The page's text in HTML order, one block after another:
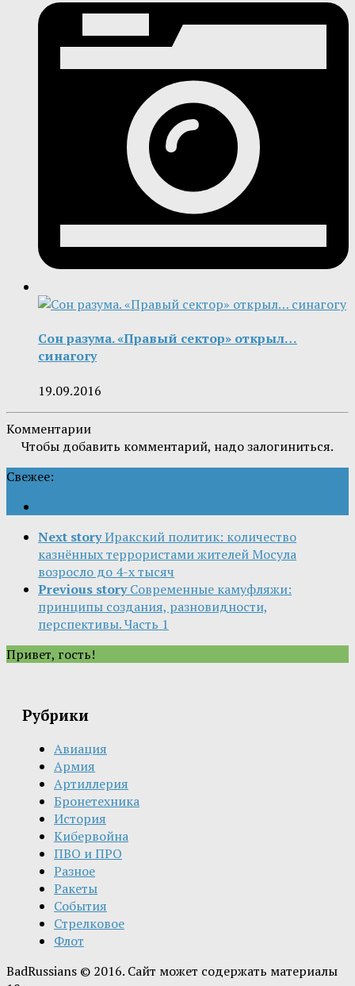
Сон разума. «Правый сектор» открыл…
синагогу
19.09.2016
Комментарии
Чтобы добавить комментарий, надо залогиниться.
Свежее:
Next storyИракский политик: количество
казнённых террористами жителей Мосула
возросло до 4-х тысяч
Previous story Современные камуфляжи:
принципы создания, разновидности,
перспективы. Часть 1
Привет, гость!
Рубрики
Авиация
Армия
Артиллерия
Бронетехника
История
Кибервойна
ПВО и ПРО
Разное
Ракеты
События
Стрелковое
Флот
BadRussians © 2016. Сайт может содержать материалы